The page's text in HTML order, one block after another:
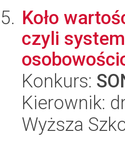
Koło
czyli
Konkurs:
Kierownik:
Wyższa